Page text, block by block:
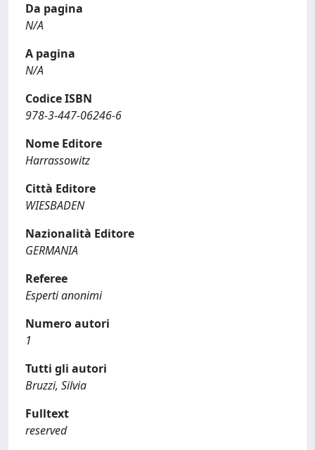
Da pagina
N/A
A pagina
N/A
Codice ISBN
978-3-447-06246-6
Nome Editore
Harrassowitz
Città Editore
WIESBADEN
Nazionalità Editore
GERMANIA
Referee
Esperti anonimi
Numero autori
1
Tutti gli autori
Bruzzi, Silvia
Fulltext
reserved